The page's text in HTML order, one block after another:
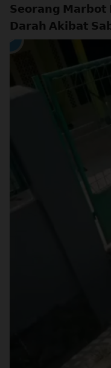
𝗦𝗲𝗼𝗿𝗮𝗻𝗴 𝗠𝗮𝗿𝗯𝗼𝘁
𝗗𝗮𝗿𝗮𝗵 𝗔𝗸𝗶𝗯𝗮𝘁